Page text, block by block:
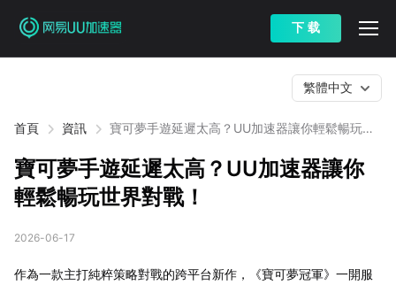
下 载
首頁 資訊
寶可夢手遊延遲太高？UU加速器讓你輕鬆暢玩世
繁體中文
寶可夢手遊延遲太高？UU加速器讓你
輕鬆暢玩世界對戰！
2026-06-17
作為一款主打純粹策略對戰的跨平台新作，《寶可夢冠軍》一開服